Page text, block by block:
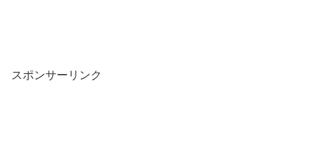
スポンサーリンク